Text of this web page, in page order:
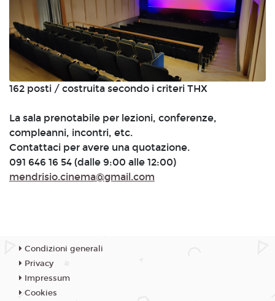
162 posti / costruita secondo i criteri THX
La sala prenotabile per lezioni, conferenze,
compleanni, incontri, etc.
Contattaci per avere una quotazione.
091 646 16 54 (dalle 9:00 alle 12:00)
mendrisio.cinema@gmail.com
Condizioni generali
Privacy
Impressum
Cookies